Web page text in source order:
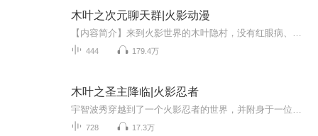
木叶之次元聊天群|火影动漫
444 179.4万
木叶之圣主降临|火影忍者
728 17.3万